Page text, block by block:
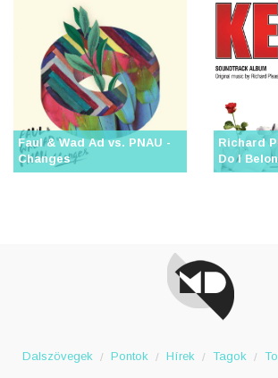
Faul & Wad Ad vs. PNAU -
Changes
Richard
Do I
Dalszövegek Pontok Hírek Tagok